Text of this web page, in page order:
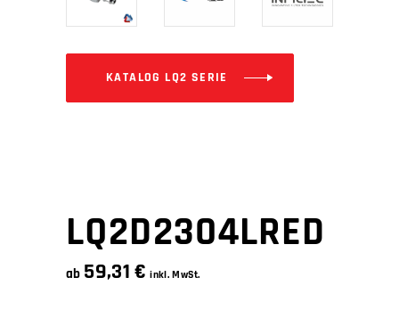
KATALOG LQ2 SERIE
LQ2D2304LRED
ab 59,31€ inkl. MwSt.